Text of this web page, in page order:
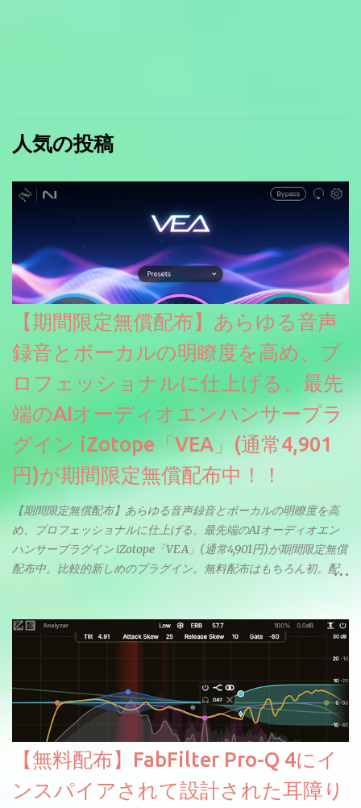
人気の投稿
【期間限定無償配布】あらゆる音声
録音とボーカルの明瞭度を高め、プ
ロフェッショナルに仕上げる、最先
端のAIオーディオエンハンサープラ
グイン iZotope「VEA」(通常4,901
円)が期間限定無償配布中！！
【期間限定無償配布】あらゆる音声録音とボーカルの明瞭度を高
め、プロフェッショナルに仕上げる、最先端のAIオーディオエン
ハンサープラグイン iZotope「VEA」(通常4,901円)が期間限定無償
配布中。比較的新しめのプラグイン。無料配布はもちろん初。配
【無料配布】FabFilter Pro-Q 4にイ
ンスパイアされて設計された耳障り